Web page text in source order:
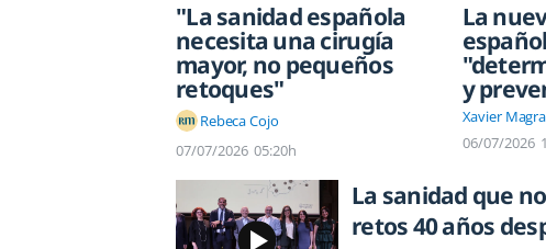
"La sanidad española
necesita una cirugía
mayor, no pequeños
retoques"
Rebeca Cojo
07/07/2026 05:20h
La
y
Xavier
06/07/2026
La sanidad que
retos 40 años